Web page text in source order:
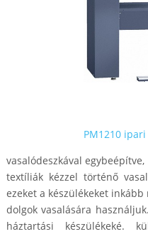
PM1210
vasalódeszkával
textíliák kézzel történő
ezeket a készülékeket
dolgok vasalására
háztartási készülékeké.